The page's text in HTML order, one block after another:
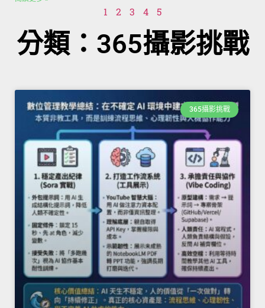
1 2 3 4 5
分類：365攝影挑戰
365攝影挑戰